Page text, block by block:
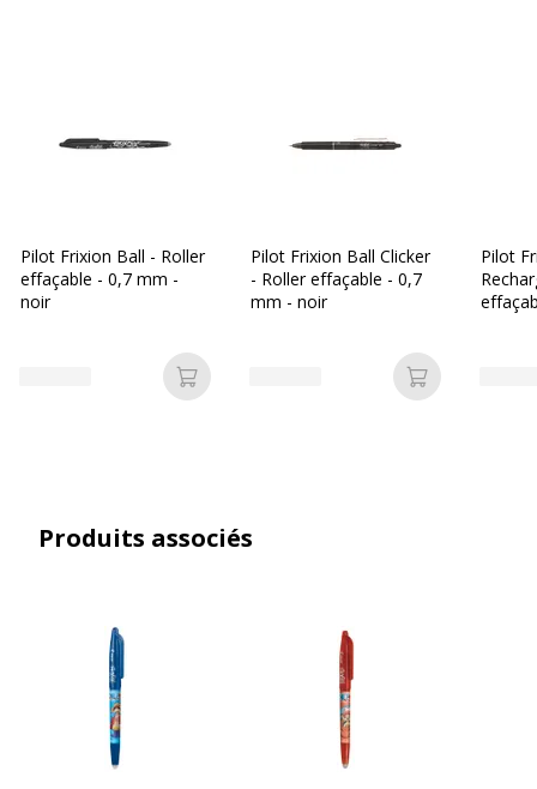
Couleur d'écriture Noir
Fonctionnalités
Encre effaçable
Poignée caoutchoutée
Zone de poignée
Largeur maximum de la
Rechargeable
Type d'encre
Encre en gel
thermosensible
Zone de préhension
Pilot Frixion Ball - Roller
effaçable - 0,7 mm -
noir
Ajouter au panier
Pilot Frixion Ball Clicker
- Roller effaçable - 0,7
mm - noir
Ajouter au
Pilot
Produits associés